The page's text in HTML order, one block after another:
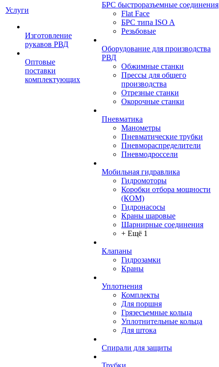
Услуги
Изготовление
рукавов РВД
Оптовые
поставки
комплектующих
БРС быстроразъемные соединения
Flat Face
БРС типа ISO A
Резьбовые
Оборудование для производства
РВД
Обжимные станки
Прессы для общего
производства
Отрезные станки
Окорочные станки
Пневматика
Манометры
Пневматические трубки
Пневмораспределители
Пневмодроссели
Мобильная гидравлика
Гидромоторы
Коробки отбора мощности
(КОМ)
Гидронасосы
Краны шаровые
Шарнирные соединения
+ Ещё 1
Клапаны
Гидрозамки
Краны
Уплотнения
Комплекты
Для поршня
Грязесъемные кольца
Уплотнительные кольца
Для штока
Спирали для защиты
Трубки